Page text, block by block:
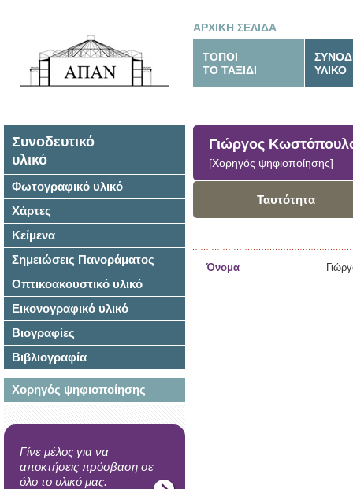
ΑΡΧΙΚΗ ΣΕΛΙΔΑ
ΤΟΠΟΙ
ΤΟ ΤΑΞΙΔΙ
ΥΛΙΚΟ
Συνοδευτικό
υλικό
Φωτογραφικό υλικό
Χάρτες
Κείμενα
Σημειώσεις Πανοράματος
Οπτικοακουστικό υλικό
Εικονογραφικό υλικό
Βιογραφίες
Βιβλιογραφία
Χορηγός ψηφιοποίησης
Γίνε μέλος για να
αποκτήσεις πρόσβαση σε
όλο το υλικό μας.
Γιώργος
[Χορηγός ψηφιοποίησης]
Ταυτότητα
Όνομα